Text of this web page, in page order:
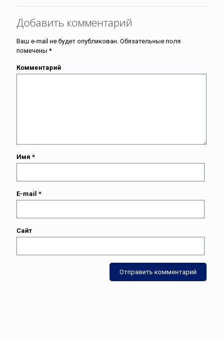
Добавить комментарий
Ваш e-mail не будет опубликован. Обязательные поля
помечены *
Комментарий
Имя *
E-mail *
Сайт